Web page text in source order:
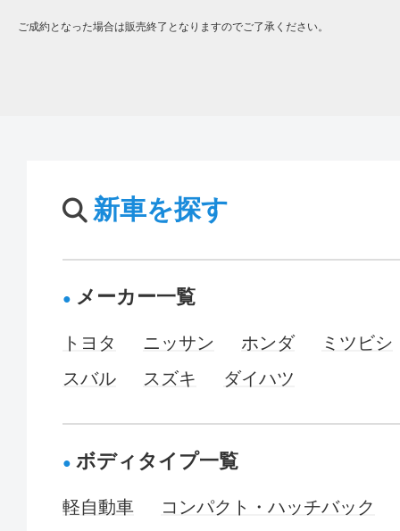
ご成約となった場合は販売終了となりますのでご了承ください。
新車を探す
メーカー一覧
トヨタ ニッサン ホンダ
ミツビシ
スバル
スズキ ダイハツ
ボディタイプ一覧
軽自動車
コンパクト・ハッチバック